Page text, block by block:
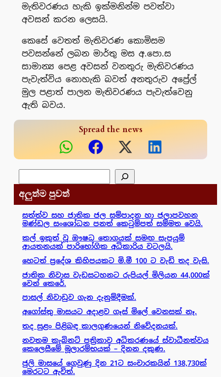
මැතිවරණය හැකි ඉක්මනින්ම පවත්වා
අවසන් කරන ලෙසයි.
කෙසේ වෙතත් මැතිවරණ කොමිසම
පවසන්නේ ලබන මාර්තු මස අ.පො.ස
සාමාන්‍ය පෙළ අවසන් වනතුරු මැතිවරණය
පැවැත්විය නොහැකි බවත් අනතුරුව අප්‍රේල්
මුල පළාත් පාලන මැතිවරණය පැවැත්වෙනු
ඇති බවය.
Spread the news
අලුත්ම පුවත්
සත්ත්ව සහ ජාතික ජල සම්පාදන හා ජලාපවහන
මණ්ඩල සංශෝධන පනත් කෙටුම්පත් සම්මත වෙයි.
කල් ඉකුත් වූ ඖෂධ තොගයක් සමඟ සැපයුම්
ආයතනයක් පාරිභෝගික අධිකාරිය වටලයි.
හෙටත් ප්‍රදේශ කිහිපයකට මි.මී 100 ට වැඩි තද වැසි.
ජාතික නිවාස වැඩසටහනට රුපියල් මිලියන 44,000ක්
වෙන් කෙරේ.
පාසල් නිවාඩුව ගැන දැනුම්දීමක්.
අගෝස්තු මාසයට අදාළව ගෑස් මිලේ වෙනසක් නෑ.
තද සුළං පිළිබඳ කාලගුණයෙන් නිවේදනයක්.
නවතම කැබිනට් පත්‍රිකාව අධිකරණයේ ස්වාධීනත්වය
කෙලෙසීමේ මූලාරම්භයක් – දිනන දකුණ.
ජුලි මාසයේ ගෙවුණු දින 21ට සංචාරකයින් 138,730ක්
මෙරටට ඇවිත්.